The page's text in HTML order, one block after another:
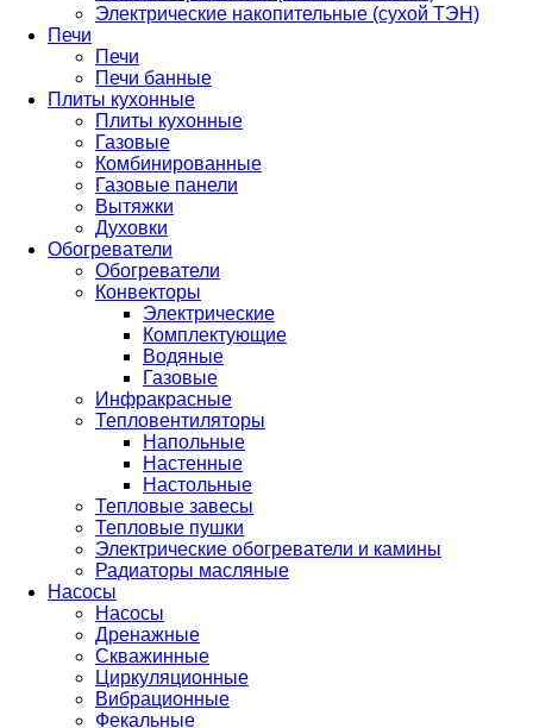
Электрические накопительные (сухой ТЭН)
Печи
Печи
Печи банные
Плиты кухонные
Плиты кухонные
Газовые
Комбинированные
Газовые панели
Вытяжки
Духовки
Обогреватели
Обогреватели
Конвекторы
Электрические
Комплектующие
Водяные
Газовые
Инфракрасные
Тепловентиляторы
Напольные
Настенные
Настольные
Тепловые завесы
Тепловые пушки
Электрические обогреватели и камины
Радиаторы масляные
Насосы
Насосы
Дренажные
Скважинные
Циркуляционные
Вибрационные
Фекальные